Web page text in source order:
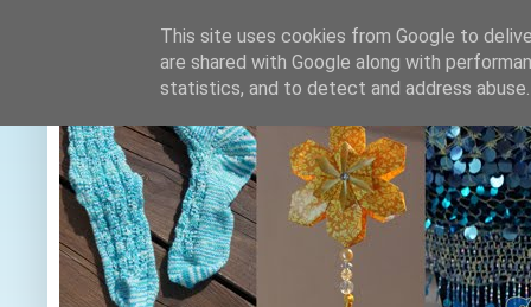
This site uses cookies from Google to
are shared with Google along with
statistics, and to detect and address abuse.